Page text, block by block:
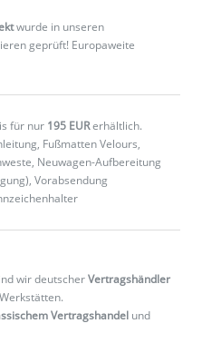
wurde in unseren
geprüft! Europaweite
für nur 195 EURerhältlich.
Fußmatten Velours,
Neuwagen-Aufbereitung
Vorabsendung
wir deutscherVertragshändler
Vertragshandel und